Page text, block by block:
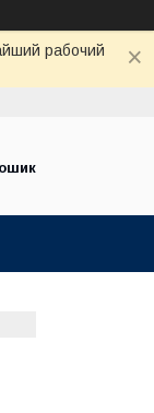
рабочий